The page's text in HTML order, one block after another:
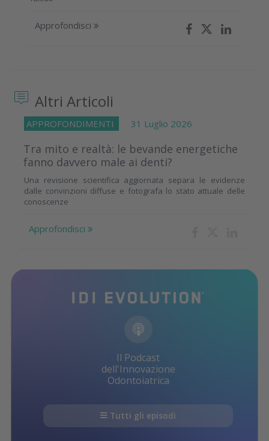
Approfondisci
Altri Articoli
APPROFONDIMENTI 31 Luglio 2026
Tra mito e realtà: le bevande energetiche
fanno davvero male ai denti?
Una revisione scientifica aggiornata separa le evidenze
dalle convinzioni diffuse e fotografa lo stato attuale delle
conoscenze
Approfondisci
Il Podcast
dell'Innovazione
Odontoiatrica
Tutti gli episodi